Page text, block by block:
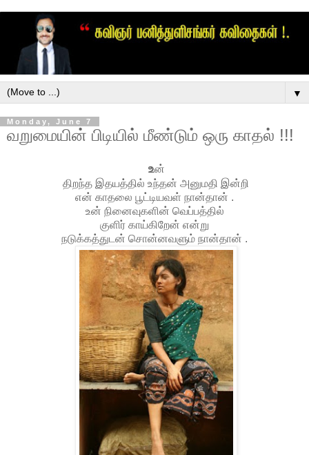
▼
Monday, June 7
வறுமையின் பிடியில் மீண்டும் ஒரு காதல் !!!
உன்
திறந்த இதயத்தில் உந்தன் அனுமதி இன்றி
என் காதலை பூட்டியவள் நான்தான் .
உன் நினைவுகளின் வெப்பத்தில்
குளிர் காய்கிறேன் என்று
நடுக்கத்துடன் சொன்னவளும் நான்தான் .